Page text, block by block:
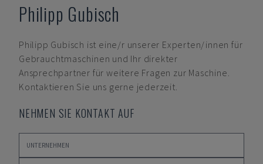
Philipp Gubisch
Philipp Gubisch ist eine/r unserer Experten/innen für
Gebrauchtmaschinen und Ihr direkter
Ansprechpartner für weitere Fragen zur Maschine.
Kontaktieren Sie uns gerne jederzeit.
NEHMEN SIE KONTAKT AUF